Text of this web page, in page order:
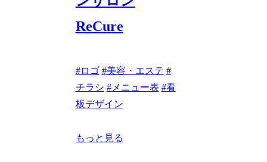
ReCure
#ロゴ #美容・エステ #
チラシ #メニュー表 #看
板デザイン
もっと見る